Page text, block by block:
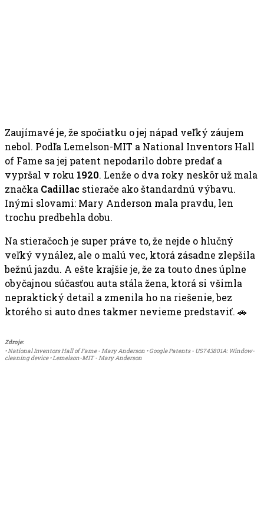
Zaujímavé je, že spočiatku o jej nápad veľký záujem
nebol. Podľa Lemelson-MIT a National Inventors Hall
of Fame sa jej patent nepodarilo dobre predať a
vypršal v roku 1920. Lenže o dva roky neskôr už mala
značka Cadillac stierače ako štandardnú výbavu.
Inými slovami: Mary Anderson mala pravdu, len
trochu predbehla dobu.
Na stieračoch je super práve to, že nejde o hlučný
veľký vynález, ale o malú vec, ktorá zásadne zlepšila
bežnú jazdu. A ešte krajšie je, že za touto dnes úplne
obyčajnou súčasťou auta stála žena, ktorá si všimla
nepraktický detail a zmenila ho na riešenie, bez
ktorého si auto dnes takmer nevieme predstaviť. 🚗
Zdroje:
• National Inventors Hall of Fame - Mary Anderson • Google Patents - US743801A: Window-
cleaning device • Lemelson-MIT - Mary Anderson